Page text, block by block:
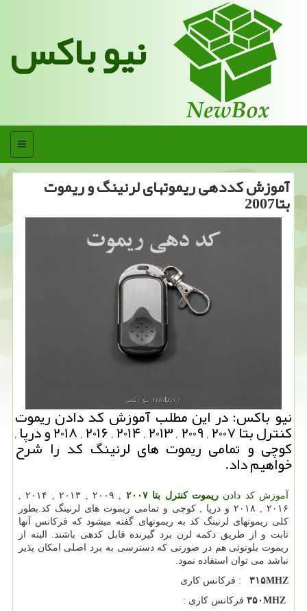
نیو باکس
منو
آموزش كددهی ریموتهای لرنینگ و ریموت
بتا2007
نیو باكس: در این مطلب آموزش كد دادن ریموت
كنترل بتا ۲۰۰۷ , ۲۰۰۹ , ۲۰۱۳ , ۲۰۱۴ , ۲۰۱۶ , ۲۰۱۸ و درپا ,
كوچی و تمامی ریموت های لرنینگ كد را شرح
خواهیم داد.
آموزش کد دادن ریموت کنترل بتا۲۰۰۷
, ۲۰۰۹ , ۲۰۱۳ , ۲۰۱۴ ,
۲۰۱۶ , ۲۰۱۸ و درپا , کوچی و تمامی ریموت های لرنینگ کد.بطور
کلی ریموتهای لرنینگ کد به ریموتهای گفته میشود که فرکانس آنها
ثابت و از طریق دکمه لرن برد گیرنده قابل کدهی باشند. البته از
ریموت بلوتوثی هم در صورتی که دسترسی به برد اصلی امکان پذیر
نباشد می توان استفاده نمود.
۳۱۵MHZ : فرکانس کاری
۳۵۰MHZ فرکانس کاری :